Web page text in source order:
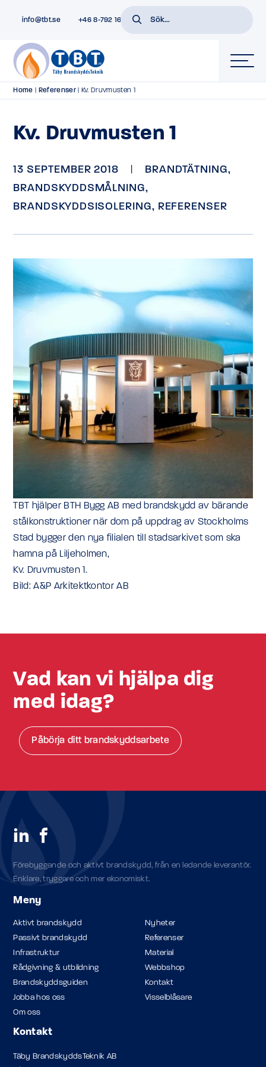
info@tbt.se +46 8-792 16 01
Home Referenser| Kv. Druvmusten 1
Kv. Druvmusten 1
13 SEPTEMBER 2018 BRANDTÄTNING,
BRANDSKYDDSMÅLNING,
BRANDSKYDDSISOLERING, REFERENSER
TBT hjälper BTH Bygg AB med brandskydd av bärande
stålkonstruktioner när dom på uppdrag av Stockholms
Stad bygger den nya filialen till stadsarkivet som ska
hamna på Liljeholmen,
Kv. Druvmusten 1.
Bild: A&P Arkitektkontor AB
Vad kan vi hjälpa dig
med idag?
Påbörja ditt brandskyddsarbete
Förebyggande och aktivt brandskydd, från en ledande leverantör.
Enklare, tryggare och mer ekonomiskt.
Meny
Aktivt brandskydd
Passivt brandskydd
Infrastruktur
Rådgivning & utbildning
Brandskyddsguiden
Jobba hos oss
Om oss
Nyheter
Referenser
Material
Webbshop
Kontakt
Visselblåsare
Kontakt
Täby BrandskyddsTeknik AB